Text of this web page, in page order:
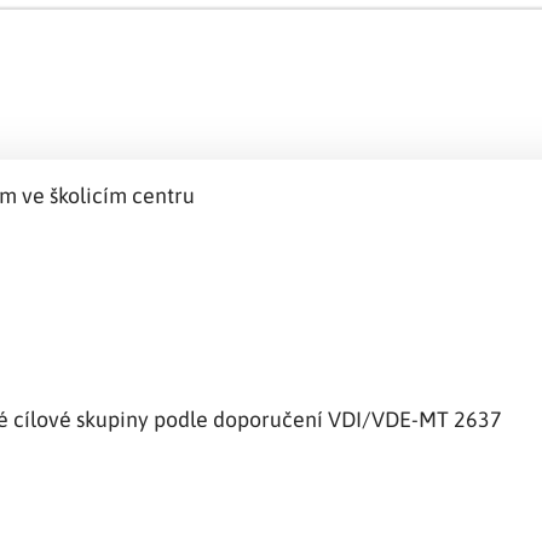
ve školicím centru
skupiny podle doporučení VDI/VDE-MT 2637